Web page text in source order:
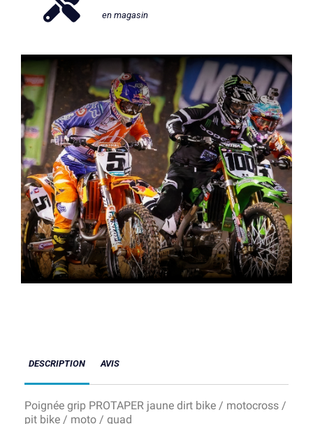
en magasin
DESCRIPTION AVIS
Poignée grip PROTAPER jaune dirt bike / motocross /
pit bike / moto / quad